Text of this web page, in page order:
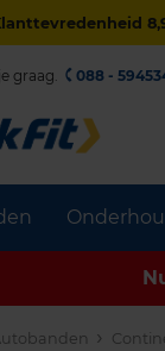
graag. 088 -